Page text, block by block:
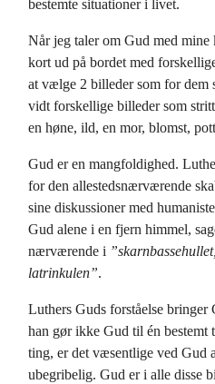
bestemte situationer i livet.
Når jeg taler om Gud med
kort ud på bordet med
at vælge 2 billeder som for dem
vidt forskellige billeder som
en høne, ild, en mor, blomst,
Gud er en mangfoldighed.
for den allestedsnærværende
sine diskussioner med
Gud alene i en fjern himmel,
nærværende i
latrinkulen”.
Luthers Guds forståelse bringer
han gør ikke Gud til én bestemt
ting, er det væsentlige ved Gud
ubegribelig. Gud er i alle disse